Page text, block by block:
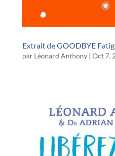
Extrait de GOODBYE
par Léonard Anthony| Oct 7,